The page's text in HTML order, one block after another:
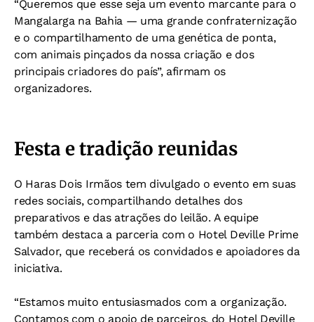
“Queremos que esse seja um evento marcante para o
Mangalarga na Bahia — uma grande confraternização
e o compartilhamento de uma genética de ponta,
com animais pinçados da nossa criação e dos
principais criadores do país”, afirmam os
organizadores.
Festa e tradição reunidas
O Haras Dois Irmãos tem divulgado o evento em suas
redes sociais, compartilhando detalhes dos
preparativos e das atrações do leilão. A equipe
também destaca a parceria com o Hotel Deville Prime
Salvador, que receberá os convidados e apoiadores da
iniciativa.
“Estamos muito entusiasmados com a organização.
Contamos com o apoio de parceiros, do Hotel Deville